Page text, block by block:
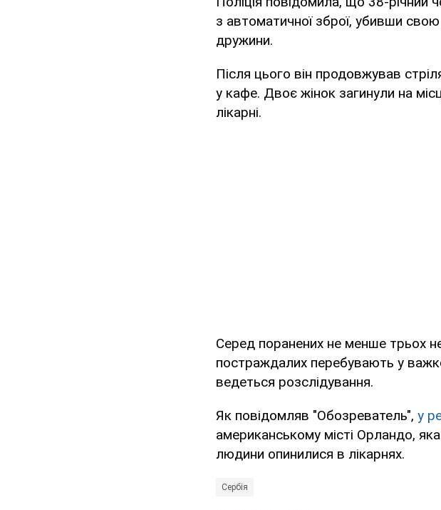
з автоматичної зброї, убивши
дружини.
Після цього він продовжував
у кафе. Двоє жінок загинули на
лікарні.
Серед поранених не менше трьох
постраждалих перебувають у
ведеться розслідування.
Як повідомляв "Обозреватель", у
американському місті Орландо,
людини опинилися в лікарнях.
Сербія